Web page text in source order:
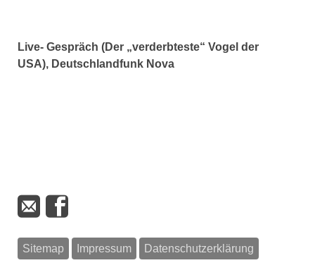
Live- Gespräch (Der „verderbteste“ Vogel der
USA), Deutschlandfunk Nova
Sitemap Impressum Datenschutzerklärung